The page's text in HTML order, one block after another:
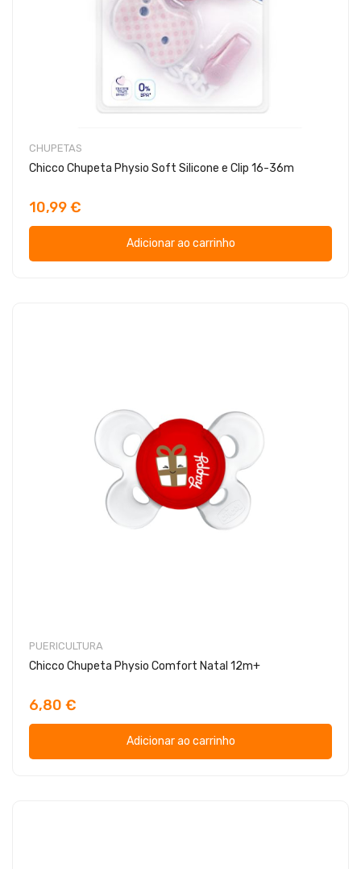
CHUPETAS
Chicco Chupeta Physio Soft Silicone e Clip 16-36m
10,99 €
Adicionar ao carrinho
PUERICULTURA
Chicco Chupeta Physio Comfort Natal 12m+
6,80 €
Adicionar ao carrinho